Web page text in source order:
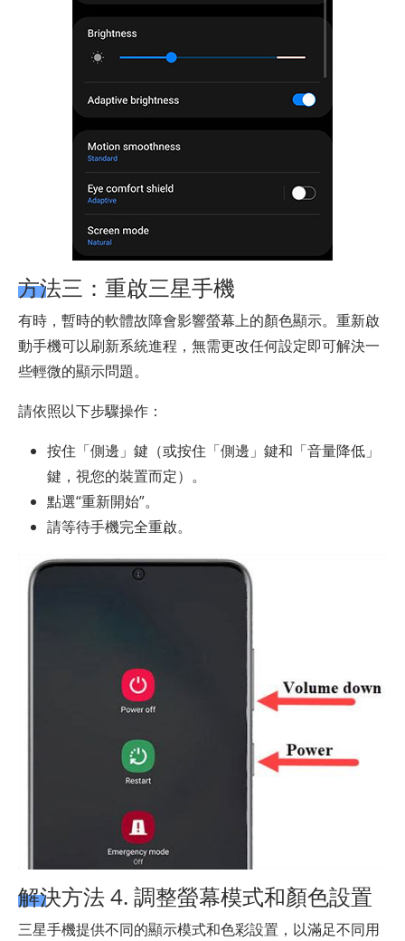
方法三：重啟三星手機
有時，暫時的軟體故障會影響螢幕上的顏色顯示。重新啟
動手機可以刷新系統進程，無需更改任何設定即可解決一
些輕微的顯示問題。
請依照以下步驟操作：
按住「側邊」鍵（或按住「側邊」鍵和「音量降低」
鍵，視您的裝置而定）。
點選“重新開始”。
請等待手機完全重啟。
解決方法 4. 調整螢幕模式和顏色設置
三星手機提供不同的顯示模式和色彩設置，以滿足不同用